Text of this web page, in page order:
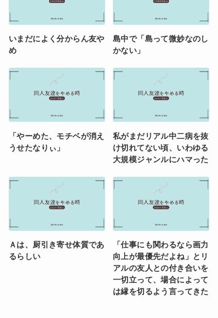
いまだによく分からん友や
め
島中で「島って微妙なのし
かない」
「やーめた、モチベが消え
うせたなりぃ」
私がまだリアル中二病を抜
け切れてない頃、いわゆる
大規模ジャンルにハマった
Ａは、厨引き寄せ体質であ
るらしい
「仕事にも関わるなら画力
向上が最優先だよね」とリ
アルの友人との付き合いを
一切立って、場合によって
は縁を切るよう言ってきた